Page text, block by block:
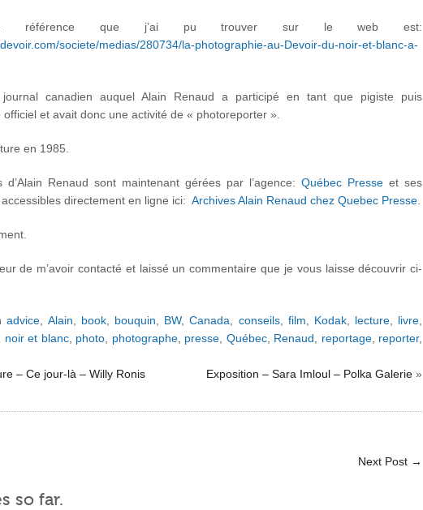
référence que j’ai pu trouver sur le web est:
societe/medias/280734/la-photographie-au-Devoir-du-noir-et-blanc-a-
canadien auquel Alain Renaud a participé en tant que pigiste puis
officiel et avait donc une activité de « photoreporter ».
en 1985.
d’Alain Renaud sont maintenant gérées par l’agence:Québec Presse et ses
directement en ligne ici: Archives Alain Renaud chez Quebec Presse.
de m’avoir contacté et laissé un commentaire que je vous laisse découvrir ci-
advice Alain book, bouquin BW,Canada conseils, film Kodak, lecture livre
noir et blanc, photo photographe, presse Québec, Renaud reportage, reporter,
– Ce jour-là – Willy Ronis Exposition – Sara Imloul – Polka Galerie »
Next Post →
so far.